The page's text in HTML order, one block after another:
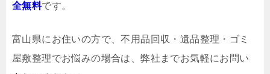
全無料です。
富山県にお住いの方で、不用品回収・遺品整理・ゴミ
屋敷整理でお悩みの場合は、弊社までお気軽にお問い